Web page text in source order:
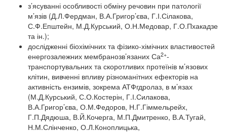
з’ясуванні особливості обміну речовин при патології
м’язів (Д.Л.Фердман, В.А.Григор’єва, Г.І.Сілакова,
С.Ф.Епштейн, М.Д.Курський, О.Н.Медовар, Г.О.Пхакадзе
та ін.);
дослідженні біохімічних та фізико-хімічних властивостей
енергозалежних мембранозв’язаних Са2+-
транспортувальних та скоротливих протеїнів м’язових
клітин, вивченні впливу різноманітних ефекторів на
активність ензимів, зокрема АТФгдролаз, в м’язах
(М.Д.Курський, С.О.Костерін, Г.І.Силакова,
В.А.Григор’єва, О.М.Федоров, Н.Г.Гіммельрейх,
Г.П.Дядюша, В.Й.Кочерга, М.П.Дмитренко, В.А.Тугай,
Н.М.Слінченко, О.Л.Коноплицька,